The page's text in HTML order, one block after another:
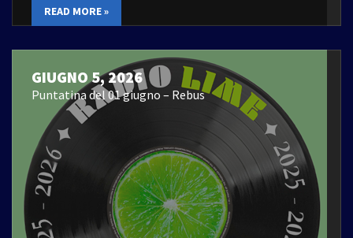
READ MORE »
GIUGNO 5, 2026
Puntatina del 01 giugno – Rebus